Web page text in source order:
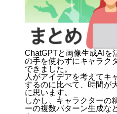
ChatGPTと画像生成AIを
の手を使わずにキャラク
できました。
人がアイデアを考えてキ
するのに比べて、時間が
に思います。
しかし、キャラクターの
ーの複数パターン生成な